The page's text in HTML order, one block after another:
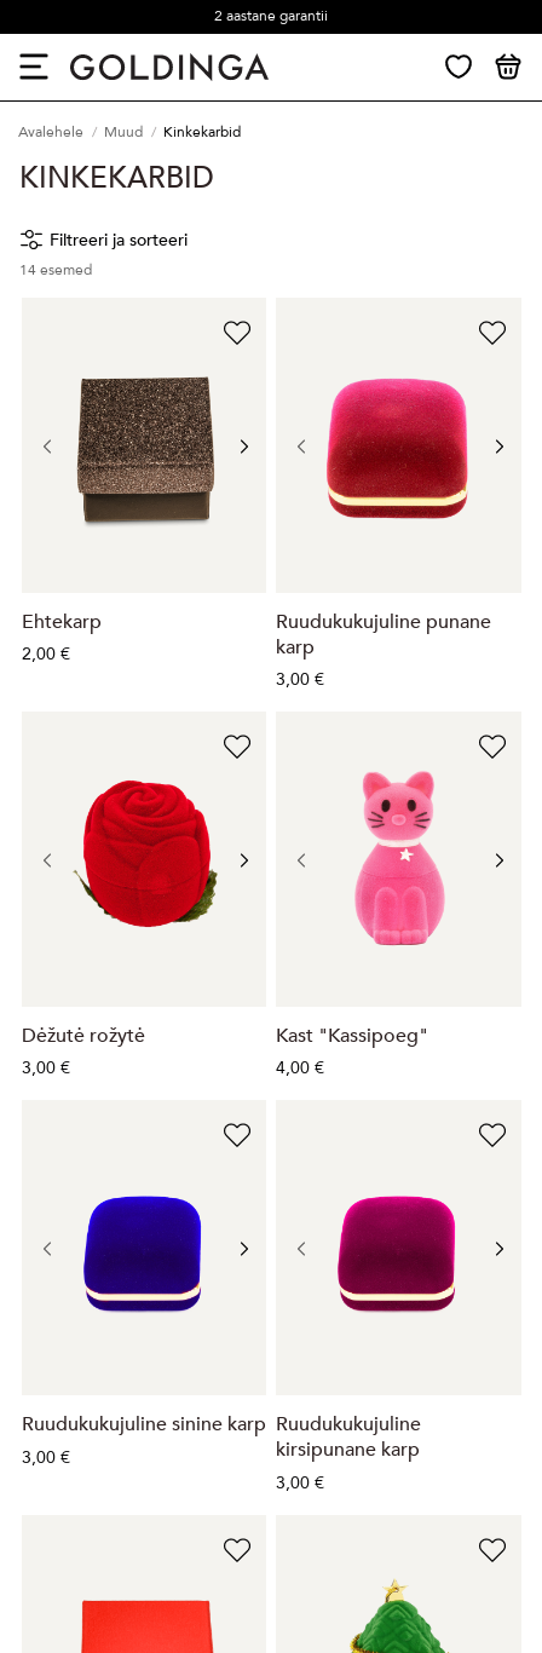
2 aastane garantii
Avalehele Muud Kinkekarbid
KINKEKARBID
Ehtekarp
2,00 €
Ruudukukujuline punane
karp
3,00 €
Dėžutė rožytė
3,00 €
Kast "Kassipoeg"
4,00 €
Ruudukukujuline sinine karp
3,00 €
Ruudukukujuline
kirsipunane karp
3,00 €
Filtreeri ja sorteeri
14esemed